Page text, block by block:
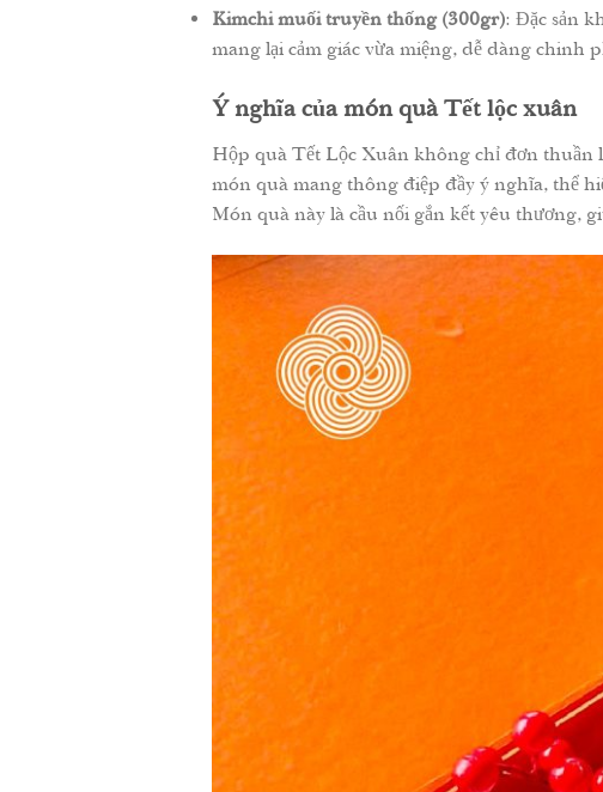
Kimchi muối truyền thống (300gr): Đặc sản
mang lại cảm giác vừa miệng, dễ dàng chinh
Ý nghĩa của món quà Tết lộc xuân
Hộp quà Tết Lộc Xuân không chỉ đơn thuần
món quà mang thông điệp đầy ý nghĩa, thể
Món quà này là cầu nối gắn kết yêu thương,